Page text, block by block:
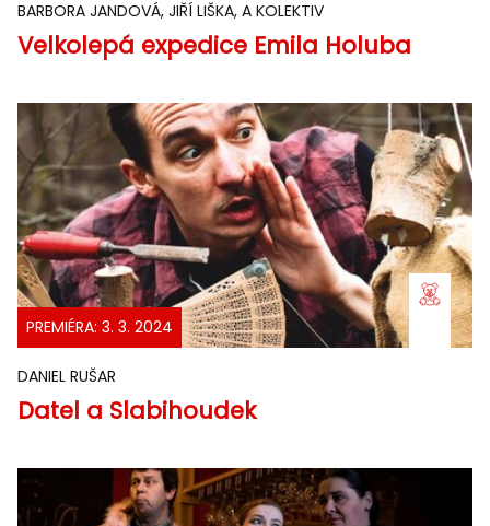
BARBORA JANDOVÁ, JIŘÍ LIŠKA, A KOLEKTIV
Velkolepá expedice Emila Holuba
PREMIÉRA: 3. 3. 2024
DANIEL RUŠAR
Datel a Slabihoudek